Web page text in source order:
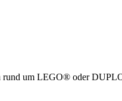
rund um LEGO® oder